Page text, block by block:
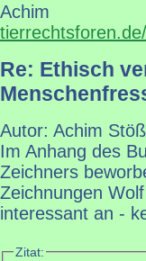
Achim
Re: Ethisch
Autor: Achim
Im Anhang des
Zeichners
Zeichnungen
interessant an -
Zitat: